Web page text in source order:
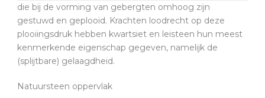
die bij de vorming van gebergten omhoog zijn
gestuwd en geplooid. Krachten loodrecht op deze
plooiingsdruk hebben kwartsiet en leisteen hun meest
kenmerkende eigenschap gegeven, namelijk de
(splijtbare) gelaagdheid.
Natuursteen oppervlak